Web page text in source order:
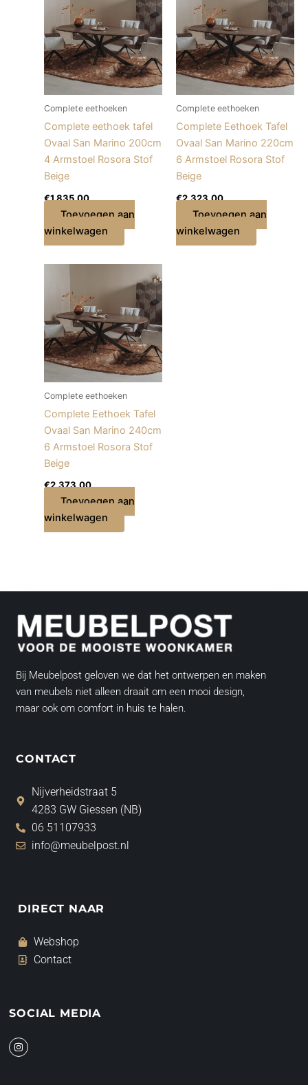
Complete eethoeken
Complete eethoek tafel
Ovaal San Marino 200cm
4 Armstoel Rosora Stof
Beige
€1.835,00
Toevoegen aan
winkelwagen
Complete eethoeken
Complete Eethoek Tafel
Ovaal San Marino 220cm
6 Armstoel Rosora Stof
Beige
€2.323,00
Toevoegen aan
winkelwagen
Complete eethoeken
Complete Eethoek Tafel
Ovaal San Marino 240cm
6 Armstoel Rosora Stof
Beige
€2.373,00
Toevoegen aan
winkelwagen
Bij Meubelpost geloven we dat het ontwerpen en maken
van meubels niet alleen draait om een mooi design,
maar ook om comfort in huis te halen.
CONTACT
Nijverheidstraat 5
4283 GW Giessen (NB)
06 51107933
info@meubelpost.nl
DIRECT NAAR
Webshop
Contact
SOCIAL MEDIA
I
n
s